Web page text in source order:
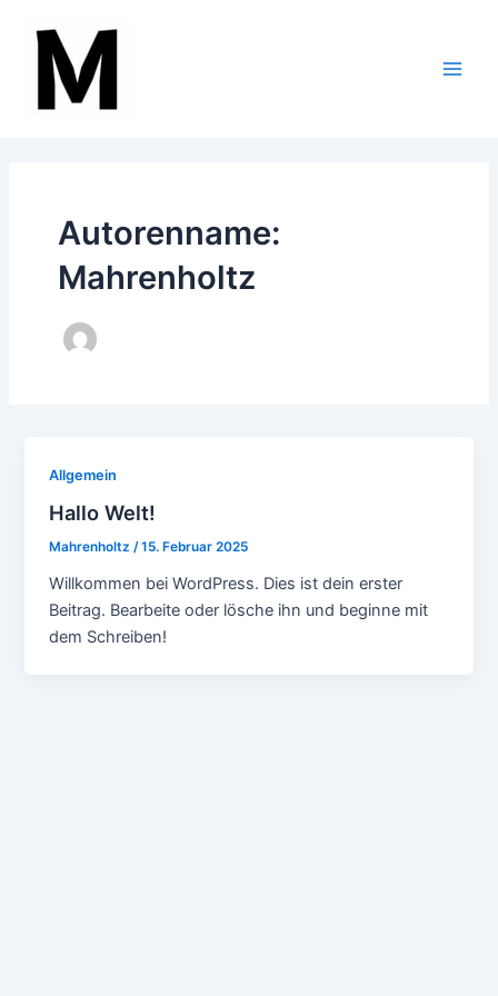
Inhalt
springen
Autorenname:
Mahrenholtz
Allgemein
Hallo Welt!
Mahrenholtz/15. Februar 2025
Willkommen bei WordPress. Dies ist dein erster
Beitrag. Bearbeite oder lösche ihn und beginne mit
dem Schreiben!